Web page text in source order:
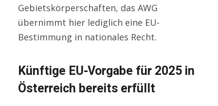
Gebietskörperschaften, das AWG
übernimmt hier lediglich eine EU-
Bestimmung in nationales Recht.
Künftige EU-Vorgabe für 2025in
Österreich bereits erfüllt